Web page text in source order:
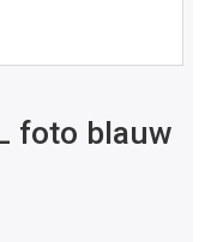
foto blauw